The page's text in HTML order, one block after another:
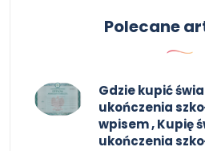
Polecane
Gdzie kupić
ukończenia
wpisem , Kupię
ukończenia